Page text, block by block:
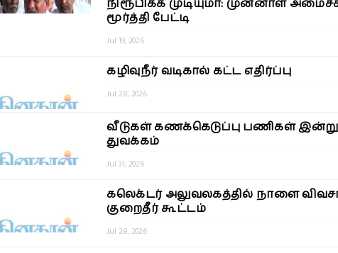
நிரூபிக்க முடியுமா: முன்னாள்
மூர்த்தி பேட்டி
Jul 19, 2026
கழிவுநீர் வடிகால் கட்ட எதிர்ப்பு
Jul 28, 2026
வீடுகள் கணக்கெடுப்பு பணிகள் இன்று
துவக்கம்
Jul 31, 2026
கலெக்டர் அலுவலகத்தில் நாளை
குறைதீர் கூட்டம்
Jul 28, 2026